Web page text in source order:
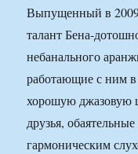
Выпущенный в 2009
талант Бена-
небанального
работающие с ним
хорошую джазовую
друзья,
гармоническим